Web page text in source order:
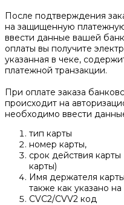
После подтверждения
на защищенную
ввести данные вашей
оплаты вы получите
указанная в чеке,
платежной транзакции.
При оплате заказа
происходит на
необходимо ввести
тип карты
номер карты,
срок действия
карты)
Имя держателя
также как указано на
CVC2/CVV2 код